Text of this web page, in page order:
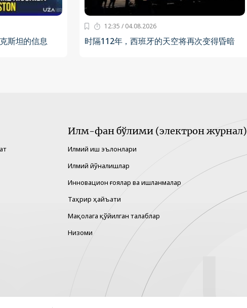
斯坦的信息
12:35 / 04.08.2026
时隔112年，西班牙的天空将再次变得昏暗
Илм-фан бўлими (электрон журнал)
Илмий иш эълонлари
Илмий йўналишлар
Инновацион ғоялар ва ишланмалар
Таҳрир ҳайъати
Мақолага қўйилган талаблар
Низоми